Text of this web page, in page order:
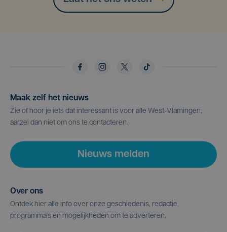
Maak zelf het nieuws
Zie of hoor je iets dat interessant is voor alle West-Vlamingen,
aarzel dan niet om ons te contacteren.
Nieuws melden
Over ons
Ontdek hier alle info over onze geschiedenis, redactie,
programma's en mogelijkheden om te adverteren.